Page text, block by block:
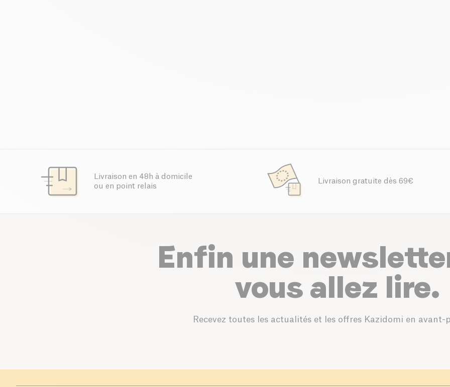
Livraison en 48h à domicile
ou en point relais
Livraison gratuite dès 69€
Enfin une
vous allez lire.
Recevez toutes les actualités et les offres Kazidomi en avant-